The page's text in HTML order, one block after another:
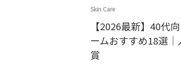
Skin Care
【2026最新】40代
ームおすすめ18選
賞